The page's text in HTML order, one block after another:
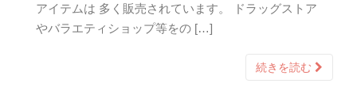
アイテムは 多く販売されています。 ドラッグストア
やバラエティショップ等をの […]
続きを読む